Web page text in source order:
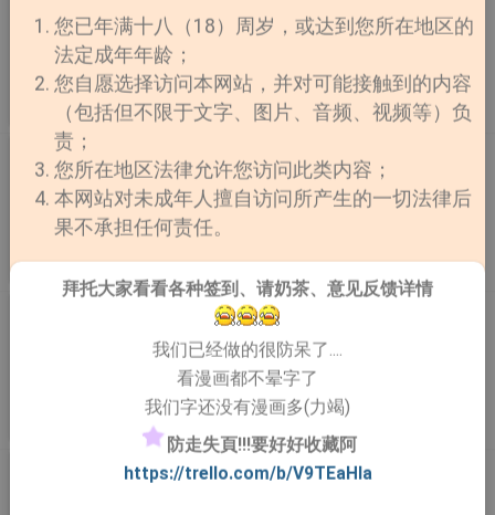
理系南申振宇，作为代价要求上“恋爱课”…?!
몰입하고 싶지 않아![단편집] 平台：ridibooks
作者：SIBI 更新至第11话
完结
렌탈남친 平台：mrblue
更新至暑假篇03
PASSION/受难曲
패션 平台：ridibooks 以天才郑在义为哥哥的郑泰义是认
为自己是平凡的前任军人。在这两人生物学的父亲叔叔郑
昌仁的劝导下，定在联合国人力资源开发组织UNHRDO
工作半年。
作者：강작
语意错误/错误指令/模拟错误
您已年满十八（18）周岁，或达到您所在地区的
法定成年年龄；
您自愿选择访问本网站，并对可能接触到的内容
（包括但不限于文字、图片、音频、视频等）负
责；
您所在地区法律允许您访问此类内容；
本网站对未成年人擅自访问所产生的一切法律后
果不承担任何责任。
拜托大家看看各种签到、请奶茶、意见反馈详情
我们已经做的很防呆了....
看漫画都不晕字了
我们字还没有漫画多(力竭)
防走失頁!!!要好好收藏阿
https://trello.com/b/V9TEaHIa